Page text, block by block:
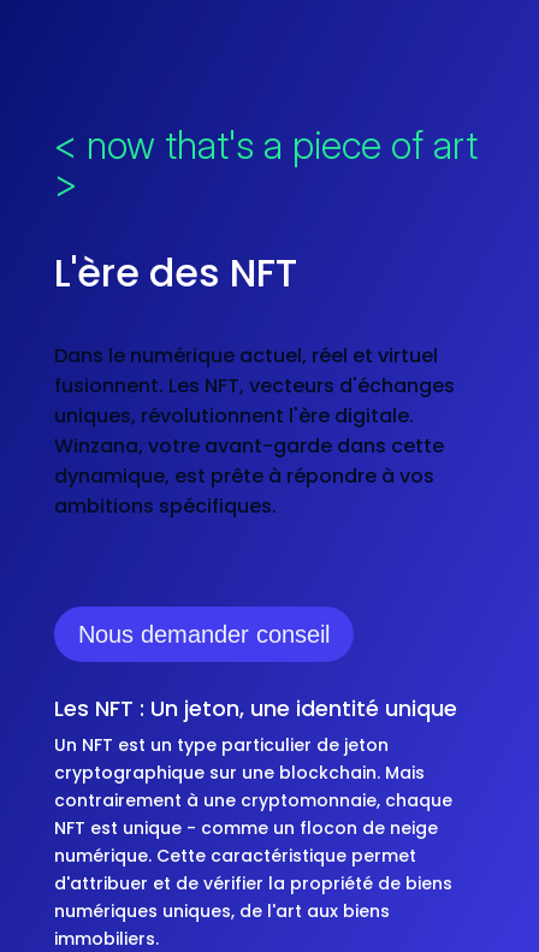
< now that's a piece of art
>
L'ère des NFT
Dans le numérique actuel, réel et virtuel
fusionnent. Les NFT, vecteurs d'échanges
uniques, révolutionnent l'ère digitale.
Winzana, votre avant-garde dans cette
dynamique, est prête à répondre à vos
ambitions spécifiques.
Nous demander conseil
Les NFT : Un jeton, une identité unique
Un NFT est un type particulier de jeton
cryptographique sur une blockchain. Mais
contrairement à une cryptomonnaie, chaque
NFT est unique - comme un flocon de neige
numérique. Cette caractéristique permet
d'attribuer et de vérifier la propriété de biens
numériques uniques, de l'art aux biens
immobiliers.